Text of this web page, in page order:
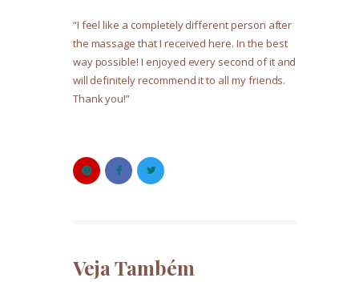
“I feel like a completely different person after
the massage that I received here. In the best
way possible! I enjoyed every second of it and
will definitely recommend it to all my friends.
Thank you!”
Veja Também